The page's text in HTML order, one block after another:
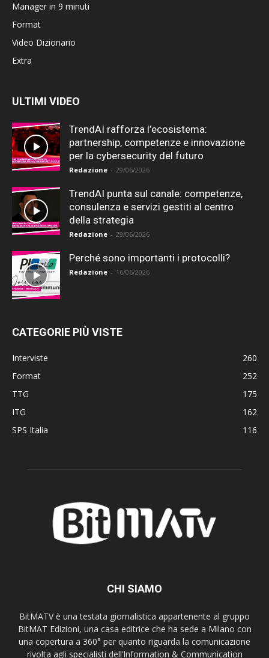
Manager in 9 minuti
Format
Video Dizionario
Extra
ULTIMI VIDEO
TrendAI rafforza l’ecosistema:
partnership, competenze e innovazione
per la cybersecurity del futuro
Redazione - 29/06/2026
TrendAI punta sul canale: competenze,
consulenza e servizi gestiti al centro
della strategia
Redazione - 29/06/2026
Perché sono importanti i protocolli?
Redazione - 16/06/2026
CATEGORIE PIÙ VISTE
Interviste
260
Format
252
TTG
175
ITG
162
SPS Italia
116
CHI SIAMO
BitMATV è una testata giornalistica appartenente al gruppo
BitMAT Edizioni, una casa editrice che ha sede a Milano con
una copertura a 360° per quanto riguarda la comunicazione
rivolta agli specialisti dell'lnformation & Communication